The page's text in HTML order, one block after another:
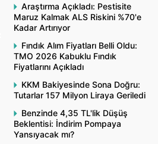
Araştırma Açıkladı: Pestisite
Maruz Kalmak ALS Riskini %70'e
Kadar Artırıyor
Fındık Alım Fiyatları Belli Oldu:
TMO 2026 Kabuklu Fındık
Fiyatlarını Açıkladı
KKM Bakiyesinde Sona Doğru:
Tutarlar 157 Milyon Liraya Geriledi
Benzinde 4,35 TL'lik Düşüş
Beklentisi: İndirim Pompaya
Yansıyacak mı?